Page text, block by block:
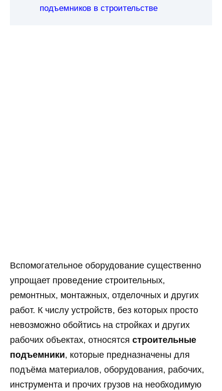
подъемников в строительстве
Вспомогательное оборудование существенно
упрощает проведение строительных,
ремонтных, монтажных, отделочных и других
работ. К числу устройств, без которых просто
невозможно обойтись на стройках и других
рабочих объектах, относятся строительные
подъемники, которые предназначены для
подъёма материалов, оборудования, рабочих,
инструмента и прочих грузов на необходимую